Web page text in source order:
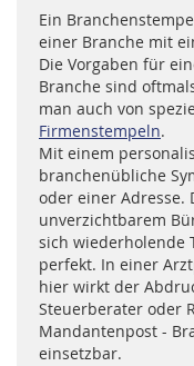
Ein
einer Branche mit
Die Vorgaben für
Branche sind
man auch von
Firmenstempeln.
Mit einem
branchenübliche
oder einer Adresse.
unverzichtbarem
sich wiederholende
perfekt. In einer
hier wirkt der
Steuerberater oder
Mandantenpost -
einsetzbar.